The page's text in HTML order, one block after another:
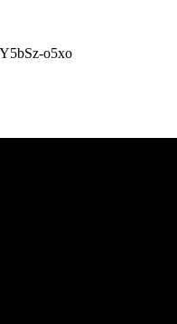
o5xo